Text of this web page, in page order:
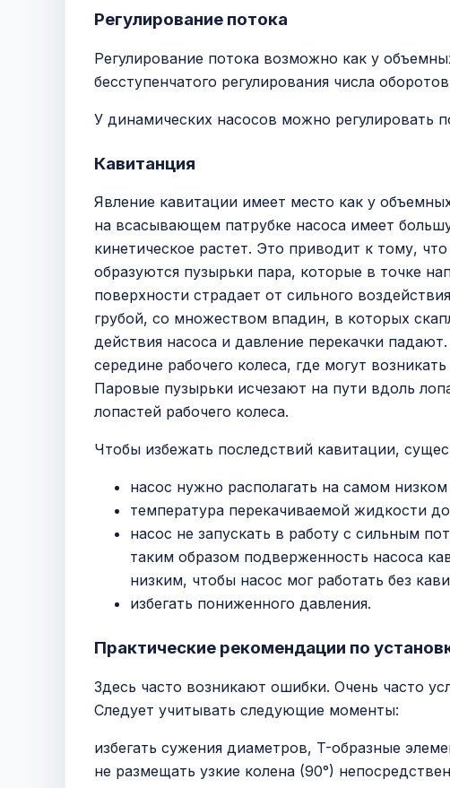
Регулирование потока
Регулирование потока возможно как у
бесступенчатого регулирования числа
У динамических насосов можно регулировать
Кавитанция
Явление кавитации имеет место как у
на всасывающем патрубке насоса имеет
кинетическое растет. Это приводит к тому,
образуются пузырьки пара, которые в точке
поверхности страдает от сильного
грубой, со множеством впадин, в которых
действия насоса и давление перекачки
середине рабочего колеса, где могут
Паровые пузырьки исчезают на пути вдоль
лопастей рабочего колеса.
Чтобы избежать последствий кавитации,
насос нужно располагать на самом низком
температура перекачиваемой жидкости
насос не запускать в работу с сильным
таким образом подверженность насоса
низким, чтобы насос мог работать без
избегать пониженного давления.
Практические рекомендации по
Здесь часто возникают ошибки. Очень часто
Следует учитывать следующие моменты:
избегать сужения диаметров, T-образные
не размещать узкие колена (90°)